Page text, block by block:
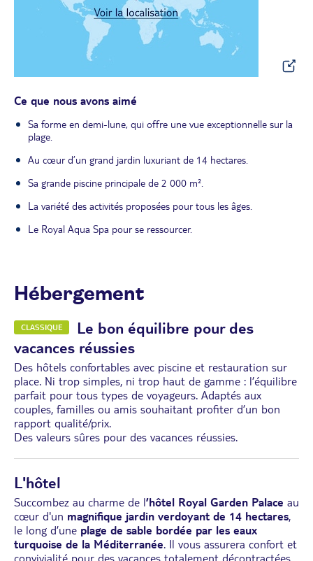
Ce que nous avons aimé
Sa forme en demi-lune, qui offre une vue exceptionnelle sur la
plage.
Au cœur d’un grand jardin luxuriant de 14 hectares.
Sa grande piscine principale de 2 000 m².
La variété des activités proposées pour tous les âges.
Le Royal Aqua Spa pour se ressourcer.
Hébergement
CLASSIQUE
Le bon équilibre pour des
vacances réussies
Des hôtels confortables avec piscine et restauration sur
place. Ni trop simples, ni trop haut de gamme : l’équilibre
parfait pour tous types de voyageurs. Adaptés aux
couples, familles ou amis souhaitant profiter d’un bon
rapport qualité/prix.
Des valeurs sûres pour des vacances réussies.
L'hôtel
Succombez au charme de l’hôtel Royal Garden Palace au
cœur d'un magnifique jardin verdoyant de 14 hectares,
le long d’une plage de sable bordée par les eaux
turquoise de la Méditerranée. Il vous assurera confort et
convivialité pour des vacances totalement décontractées